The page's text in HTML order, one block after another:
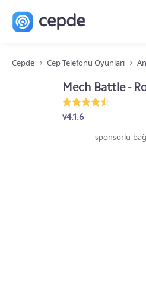
Cepde Cep Telefonu Oyunları
Mech Battle -
v4.1.6
sponsorlu